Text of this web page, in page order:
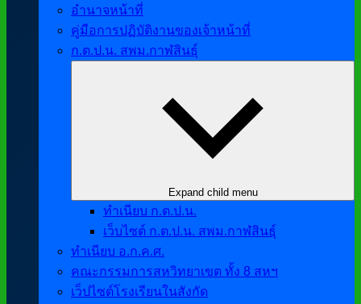
อำนาจหน้าที่
คู่มือการปฏิบัติงานของเจ้าหน้าที่
ก.ต.ป.น. สพม.กาฬสินธุ์
Expand child menu
ทำเนียบ ก.ต.ป.น.
เว็บไซต์ ก.ต.ป.น. สพม.กาฬสินธุ์
ทำเนียบ อ.ก.ค.ศ.
คณะกรรมการสหวิทยาเขต ทั้ง 8 สหฯ
เว็ปไซต์โรงเรียนในสังกัด